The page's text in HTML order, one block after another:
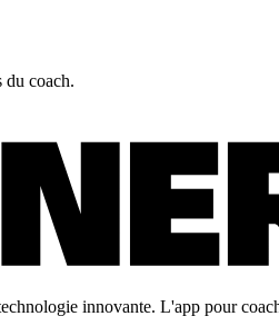
du coach.
innovante. L'app pour